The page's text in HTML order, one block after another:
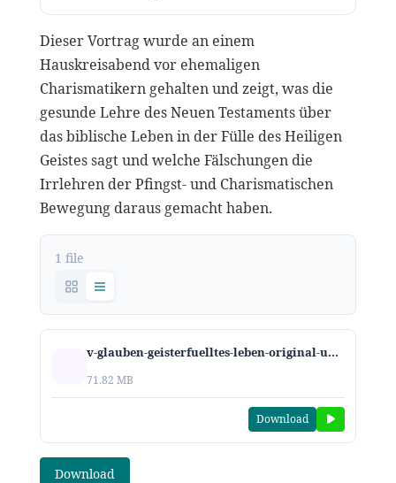
Download
Dieser Vortrag wurde an einem
Hauskreisabend vor ehemaligen
Charismatikern gehalten und zeigt, was die
gesunde Lehre des Neuen Testaments über
das biblische Leben in der Fülle des Heiligen
Geistes sagt und welche Fälschungen die
Irrlehren der Pfingst- und Charismatischen
Bewegung daraus gemacht haben.
1 file
v-glauben-geisterfuelltes-leben-original-und-faelschung-2023.MP3
71.82 MB
Download